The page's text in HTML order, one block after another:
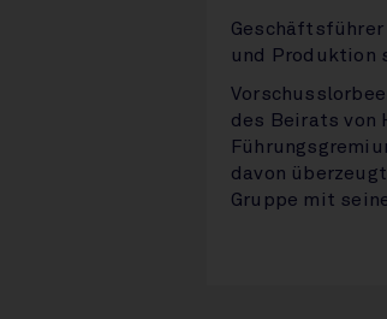
und Produktion
des Beirats von
davon
Gruppe mit